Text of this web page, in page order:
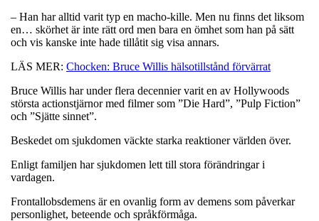
– Han har alltid varit typ en macho-kille. Men nu finns det liksom
en… skörhet är inte rätt ord men bara en ömhet som han på sätt
och vis kanske inte hade tillåtit sig visa annars.
LÄS MER: Chocken: Bruce Willis hälsotillstånd förvärrat
Bruce Willis har under flera decennier varit en av Hollywoods
största actionstjärnor med filmer som ”Die Hard”, ”Pulp Fiction”
och ”Sjätte sinnet”.
Beskedet om sjukdomen väckte starka reaktioner världen över.
Enligt familjen har sjukdomen lett till stora förändringar i
vardagen.
Frontallobsdemens är en ovanlig form av demens som påverkar
personlighet, beteende och språkförmåga.